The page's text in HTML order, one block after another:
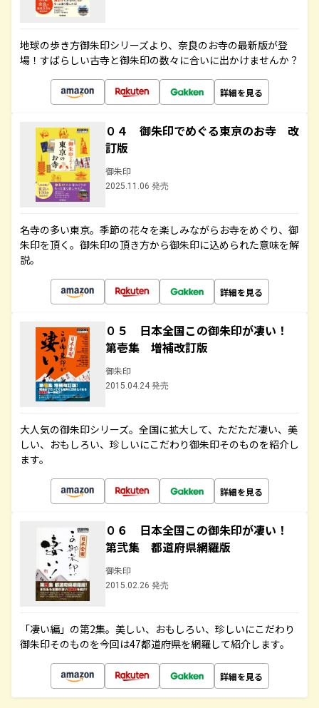
地球の歩き方御朱印シリーズより、奈良のお寺の最新版が登
場！すばらしい古寺と御朱印の数々に合いに出かけませんか？
詳細を見る
０４ 御朱印でめぐる東京のお寺 改
訂版
御朱印
2025.11.06 発売
名寺の多い東京。季節の花々を楽しみながらお寺をめぐり、御
朱印を頂く。御朱印の頂き方から御朱印に込められた意味を解
説。
詳細を見る
０５ 日本全国この御朱印が凄い！
第壱集 増補改訂版
御朱印
2015.04.24 発売
大人気の御朱印シリーズ。全国に拡大して、ただただ凄い、美
しい、おもしろい、珍しいにこだわり御朱印そのものを紹介し
ます。
詳細を見る
０６ 日本全国この御朱印が凄い！
第弐集 都道府県網羅版
御朱印
2015.02.26 発売
「凄い編」の第2集。美しい、おもしろい、珍しいにこだわり
御朱印そのものを今回は47都道府県を網羅して紹介します。
詳細を見る